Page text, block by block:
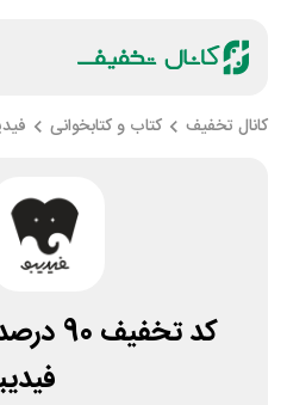
کانال تخفیف کتاب و کتابخوانی
کد